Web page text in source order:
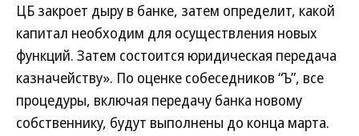
ЦБ закроет дыру в банке, затем определит, какой
капитал необходим для осуществления новых
функций. Затем состоится юридическая передача
казначейству». По оценке собеседников “Ъ”, все
процедуры, включая передачу банка новому
собственнику, будут выполнены до конца марта.